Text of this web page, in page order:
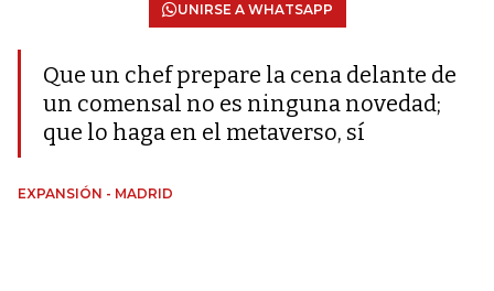
UNIRSE A WHATSAPP
Que un chef prepare la cena delante de
un comensal no es ninguna novedad;
que lo haga en el metaverso, sí
EXPANSIÓN - MADRID